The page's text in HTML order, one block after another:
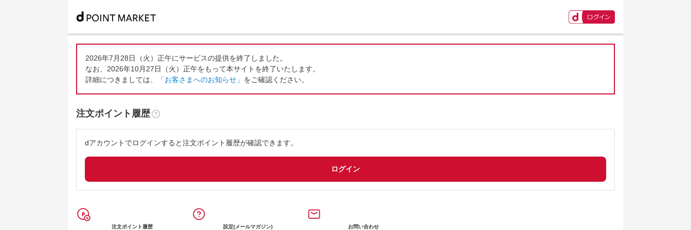
2026年7月28日（火）正午にサービスの提供を終了しました。
なお、2026年10月27日（火）正午をもって本サイトを終了いたします。
詳細につきましては、
「お客さまへのお知らせ」 をご確認ください。
注文ポイント履歴
表示となります。
dアカウントでログインすると注文ポイント履歴が確認できます。
ログイン
注文ポイント履歴 設定(メールマガジン) お問い合わせ